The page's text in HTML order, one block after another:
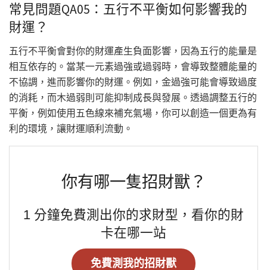
常見問題QA05：五行不平衡如何影響我的
財運？
五行不平衡會對你的財運產生負面影響，因為五行的能量是
相互依存的。當某一元素過強或過弱時，會導致整體能量的
不協調，進而影響你的財運。例如，金過強可能會導致過度
的消耗，而木過弱則可能抑制成長與發展。透過調整五行的
平衡，例如使用五色線來補充氣場，你可以創造一個更為有
利的環境，讓財運順利流動。
你有哪一隻招財獸？
1 分鐘免費測出你的求財型，看你的財
卡在哪一站
免費測我的招財獸